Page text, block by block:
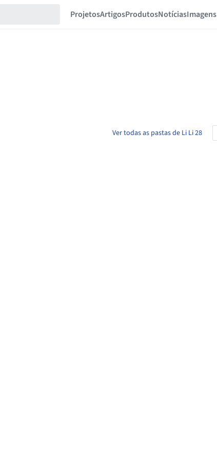
ProjetosArtigosProdutosNotíciasImagens
Ver todas as pastas de Li Li 28